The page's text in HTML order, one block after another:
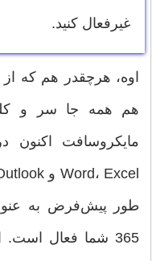
غیرفعال کنید.
اوه، هرچقدر هم که